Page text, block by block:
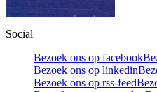
Social
Bezoek ons op facebook
Bezoek ons op linkedin
Bezoek ons op rss-feed